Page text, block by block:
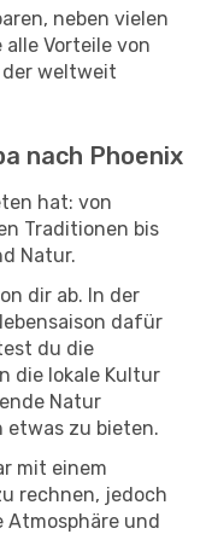
neben vielen
Vorteile von
der weltweit
nach Phoenix
hat: von
Traditionen bis
Natur.
dir ab. In der
dafür
du die
die lokale Kultur
Natur
etwas zu bieten.
mit einem
rechnen, jedoch
Atmosphäre und